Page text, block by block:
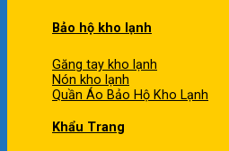
Bảo hộ kho lạnh
Găng tay kho lạnh
Nón kho lạnh
Quần Áo Bảo Hộ Kho Lạnh
Khẩu Trang